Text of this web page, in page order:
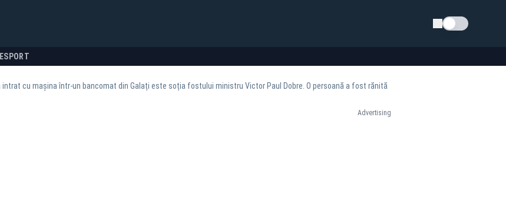
Schimba tema
SPORT
intrat cu mașina într-un bancomat din Galați este soția fostului ministru Victor Paul Dobre. O persoană a fost rănită
Advertising